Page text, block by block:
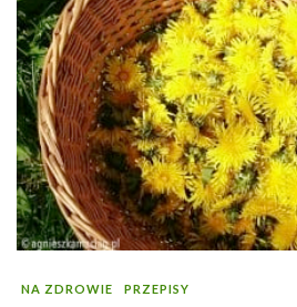
NA ZDROWIE PRZEPISY